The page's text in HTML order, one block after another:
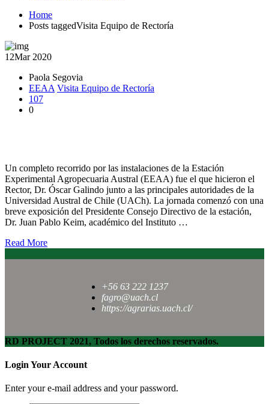
Home
Posts taggedVisita Equipo de Rectoría
12Mar 2020
Paola Segovia
EEAA Visita Equipo de Rectoría
107
0
Un completo recorrido por las instalaciones de la Estación
Experimental Agropecuaria Austral (EEAA) fue el que hicieron el
Rector, Dr. Óscar Galindo junto a las principales autoridades de la
Universidad Austral de Chile (UACh). La jornada comenzó con una
breve exposición del Presidente Consejo Directivo de la estación,
Dr. Juan Pablo Keim, académico del Instituto …
Read More
+56 63 222 1237
fagro@uach.cl
https://agrarias.uach.cl/
RD PROJECT 2021, Todos los derechos reservados.
Login Your Account
Enter your e-mail address and your password.